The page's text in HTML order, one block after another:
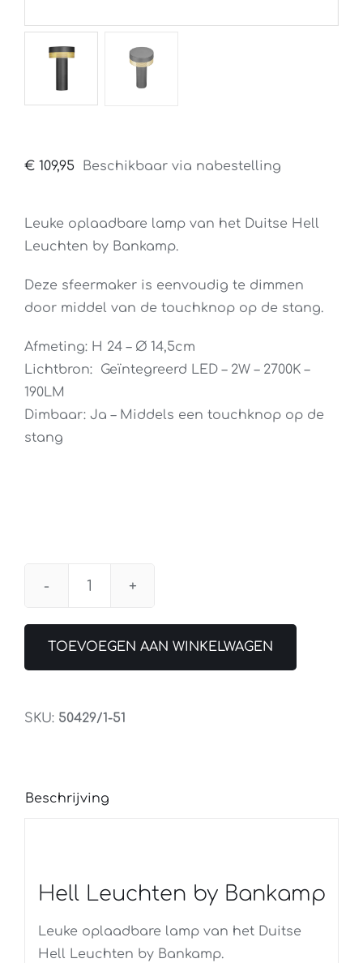
€ 109,95 Beschikbaar via nabestelling
Leuke oplaadbare lamp van het Duitse Hell
Leuchten by Bankamp.
Deze sfeermaker is eenvoudig te dimmen
door middel van de touchknop op de stang.
Afmeting: H 24 – Ø 14,5cm
Lichtbron: Geïntegreerd LED – 2W – 2700K –
190LM
Dimbaar: Ja – Middels een touchknop op de
stang
Tafellamp
Zwart
Akku
TOEVOEGEN AAN WINKELWAGEN
SKU: 50429/1-51
Beschrijving
Hell Leuchten by Bankamp
Leuke oplaadbare lamp van het Duitse
Hell Leuchten by Bankamp.